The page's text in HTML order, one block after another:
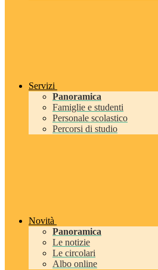
Servizi
Panoramica
Famiglie e studenti
Personale scolastico
Percorsi di studio
Novità
Panoramica
Le notizie
Le circolari
Albo online